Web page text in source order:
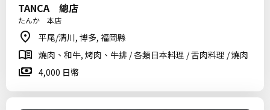
TANCA 總店
たんか 本店
平尾/清川, 博多, 福岡縣
燒肉、和牛, 烤肉、牛排 / 各類日本料理 / 舌肉料理 / 燒肉
4,000 日幣